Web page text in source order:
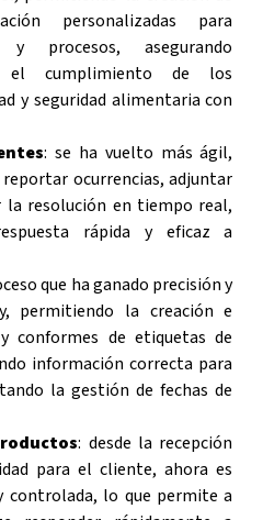
personalizadas para
procesos, asegurando
el cumplimiento de los
y seguridad alimentaria con
: se ha vuelto más ágil,
reportar ocurrencias, adjuntar
la resolución en tiempo real,
rápida y eficaz a
que ha ganado precisión y
permitiendo la creación e
conformes de etiquetas de
información correcta para
la gestión de fechas de
: desde la recepción
para el cliente, ahora es
controlada, lo que permite a